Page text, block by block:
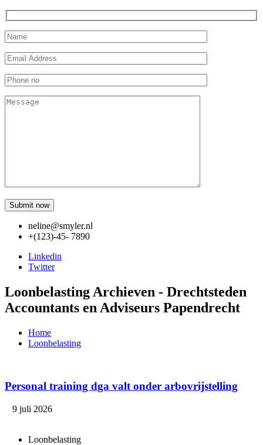
neline@smyler.nl
+(123)-45- 7890
Linkedin
Twitter
Loonbelasting Archieven - Drechtsteden
Accountants en Adviseurs Papendrecht
Home
Loonbelasting
Personal training dga valt onder arbovrijstelling
9 juli 2026
Loonbelasting